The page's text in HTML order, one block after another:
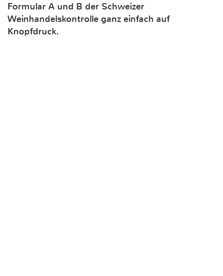
Formular A und B der Schweizer
Weinhandelskontrolle ganz einfach auf
Knopfdruck.